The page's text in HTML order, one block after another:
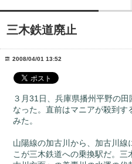
三木鉄道廃止
2008/04/01 13:52
３月31日、兵庫県播州平野の
なった。直前はマニアが殺到
みた。
山陽線の加古川から、加古川線
こが三木鉄道への乗換駅だ。